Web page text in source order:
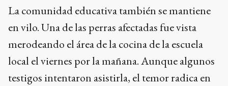
La comunidad educativa también se mantiene
en vilo. Una de las perras afectadas fue vista
merodeando el área de la cocina de la escuela
local el viernes por la mañana. Aunque algunos
testigos intentaron asistirla, el temor radica en